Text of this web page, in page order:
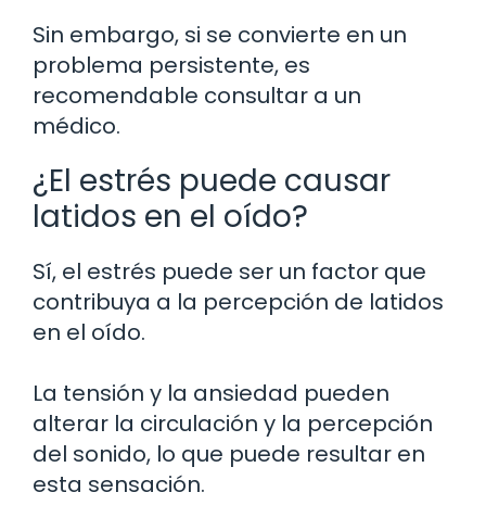
Sin embargo, si se convierte en un
problema persistente, es
recomendable consultar a un
médico.
¿El estrés puede causar
latidos en el oído?
Sí, el estrés puede ser un factor que
contribuya a la percepción de latidos
en el oído.
La tensión y la ansiedad pueden
alterar la circulación y la percepción
del sonido, lo que puede resultar en
esta sensación.